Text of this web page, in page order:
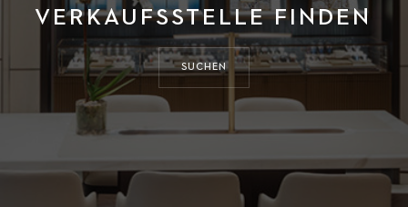
VERKAUFSSTELLE FINDEN
SUCHEN